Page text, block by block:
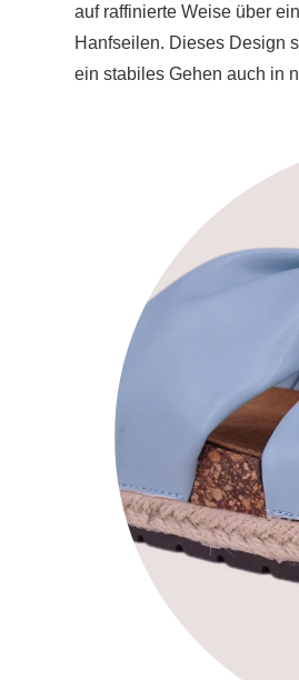
auf raffinierte Weise über
Hanfseilen. Dieses Design
ein stabiles Gehen auch in